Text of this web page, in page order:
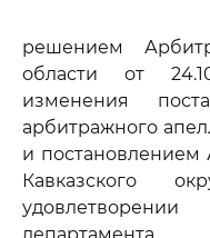
решением
области от
изменения
арбитражного
и постановлением
Кавказского